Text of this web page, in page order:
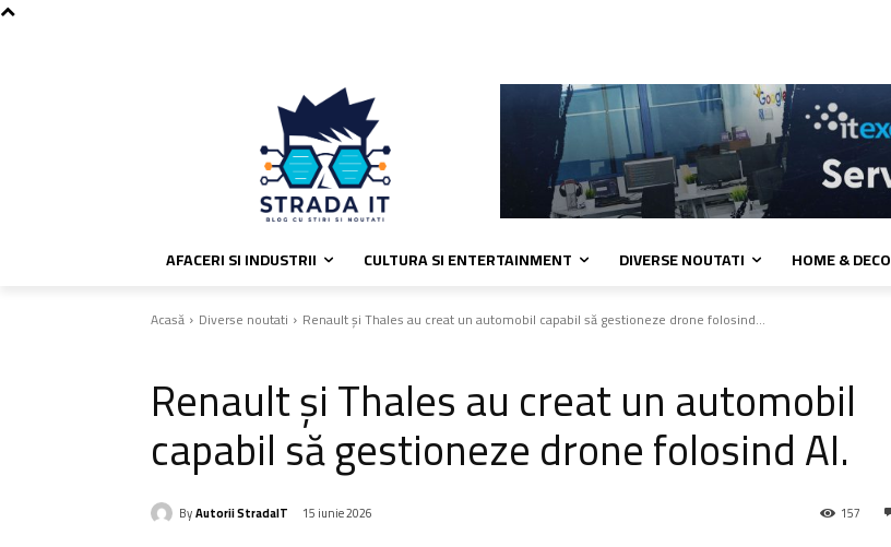
AFACERI SI INDUSTRII CULTURA SI ENTERTAINMENT DIVERSE NOUTATI HOME & DECO
Acasă Diverse noutati Renault și Thales au creat un automobil capabil să gestioneze drone folosind...
Renault și Thales au creat un automobil
capabil să gestioneze drone folosind AI.
ByAutorii StradaIT 15 iunie 2026 157